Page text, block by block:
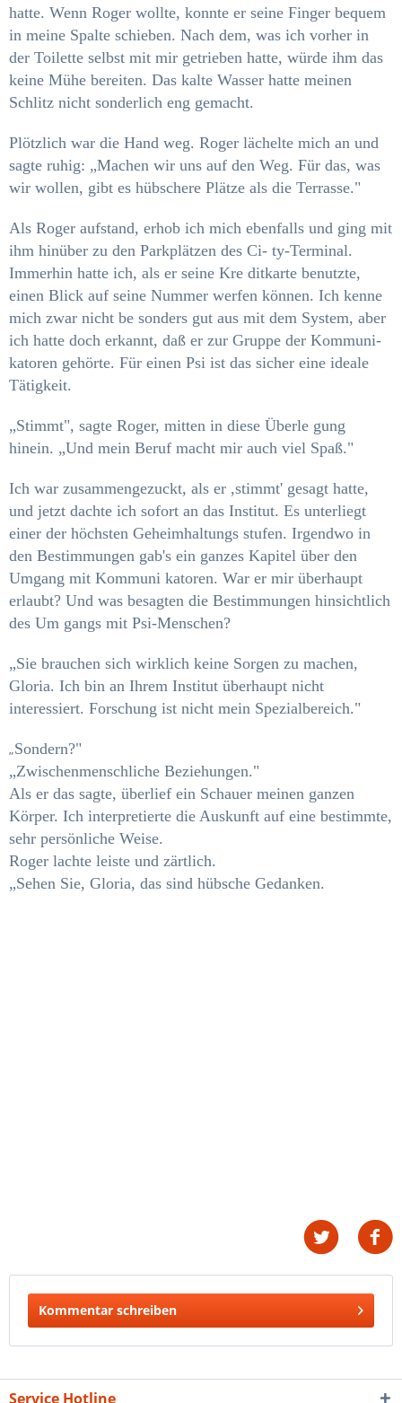
hatte. Wenn Roger wollte, konnte er seine Finger bequem
in meine Spalte schieben. Nach dem, was ich vorher in
der Toilette selbst mit mir getrieben hatte, würde ihm das
keine Mühe bereiten. Das kalte Wasser hatte meinen
Schlitz nicht sonderlich eng gemacht.
Plötzlich war die Hand weg. Roger lächelte mich an und
sagte ruhig: „Machen wir uns auf den Weg. Für das, was
wir wollen, gibt es hübschere Plätze als die Terrasse."
Als Roger aufstand, erhob ich mich ebenfalls und ging mit
ihm hinüber zu den Parkplätzen des Ci- ty-Terminal.
Immerhin hatte ich, als er seine Kre­ ditkarte benutzte,
einen Blick auf seine Nummer werfen können. Ich kenne
mich zwar nicht be­ sonders gut aus mit dem System, aber
ich hatte doch erkannt, daß er zur Gruppe der Kommuni­
katoren gehörte. Für einen Psi ist das sicher eine ideale
Tätigkeit.
„Stimmt", sagte Roger, mitten in diese Überle­ gung
hinein. „Und mein Beruf macht mir auch viel Spaß."
Ich war zusammengezuckt, als er ,stimmt' gesagt hatte,
und jetzt dachte ich sofort an das Institut. Es unterliegt
einer der höchsten Geheimhaltungs­ stufen. Irgendwo in
den Bestimmungen gab's ein ganzes Kapitel über den
Umgang mit Kommuni­ katoren. War er mir überhaupt
erlaubt? Und was besagten die Bestimmungen hinsichtlich
des Um­ gangs mit Psi-Menschen?
„Sie brauchen sich wirklich keine Sorgen zu ma­chen,
Gloria. Ich bin an Ihrem Institut überhaupt nicht
interessiert. Forschung ist nicht mein Spe­zialbereich."
„Sondern?"
„Zwischenmenschliche Beziehungen."
Als er das sagte, überlief ein Schauer meinen gan­zen
Körper. Ich interpretierte die Auskunft auf eine bestimmte,
sehr persönliche Weise.
Roger lachte leiste und zärtlich.
„Sehen Sie, Gloria, das sind hübsche Gedanken.
Kommentar schreiben
Service Hotline